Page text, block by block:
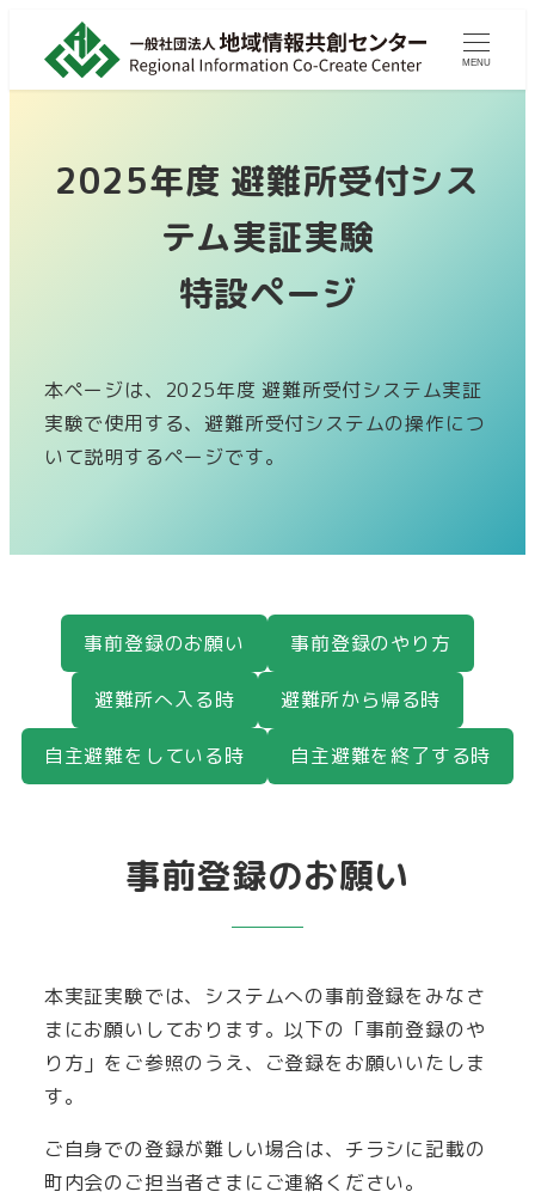
ン
MENU
2025年度 避難所受付シス
テム実証実験
特設ページ
本ページは、2025年度 避難所受付システム実証
実験で使用する、避難所受付システムの操作につ
いて説明するページです。
事前登録のお願い 事前登録のやり方
避難所へ入る時 避難所から帰る時
自主避難をしている時 自主避難を終了する時
事前登録のお願い
本実証実験では、システムへの事前登録をみなさ
まにお願いしております。以下の「事前登録のや
り方」をご参照のうえ、ご登録をお願いいたしま
す。
ご自身での登録が難しい場合は、チラシに記載の
町内会のご担当者さまにご連絡ください。